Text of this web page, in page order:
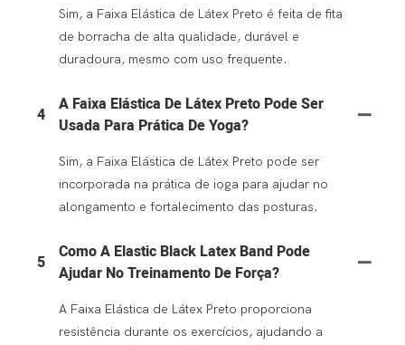
Sim, a Faixa Elástica de Látex Preto é feita de fita
de borracha de alta qualidade, durável e
duradoura, mesmo com uso frequente.
4
A Faixa Elástica De Látex Preto Pode Ser
Usada Para Prática De Yoga?
Sim, a Faixa Elástica de Látex Preto pode ser
incorporada na prática de ioga para ajudar no
alongamento e fortalecimento das posturas.
5
Como A Elastic Black Latex Band Pode
Ajudar No Treinamento De Força?
A Faixa Elástica de Látex Preto proporciona
resistência durante os exercícios, ajudando a